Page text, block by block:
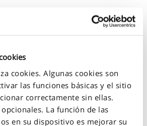
cookies. Algunas cookies son
las funciones básicas y el sitio
correctamente sin ellas.
La función de las
en su dispositivo es mejorar su
-